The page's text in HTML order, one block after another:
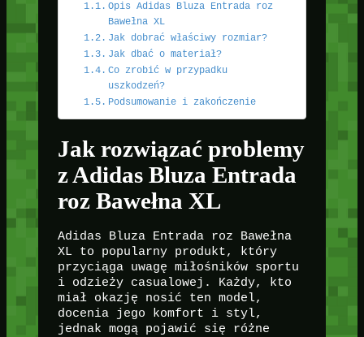
Opis Adidas Bluza Entrada roz
Bawełna XL
Jak dobrać właściwy rozmiar?
Jak dbać o materiał?
Co zrobić w przypadku
uszkodzeń?
Podsumowanie i zakończenie
Jak rozwiązać problemy
z Adidas Bluza Entrada
roz Bawełna XL
Adidas Bluza Entrada roz Bawełna
XL to popularny produkt, który
przyciąga uwagę miłośników sportu
i odzieży casualowej. Każdy, kto
miał okazję nosić ten model,
docenia jego komfort i styl,
jednak mogą pojawić się różne